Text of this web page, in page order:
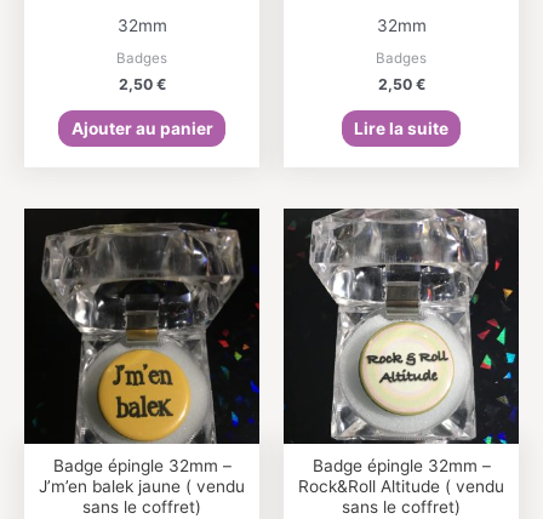
32mm
Badges
2,50 €
Ajouter au panier
32mm
Badges
2,50 €
Lire la suite
Badge épingle 32mm –
J’m’en balek jaune ( vendu
sans le coffret)
Badge épingle 32mm –
Rock&Roll Altitude ( vendu
sans le coffret)